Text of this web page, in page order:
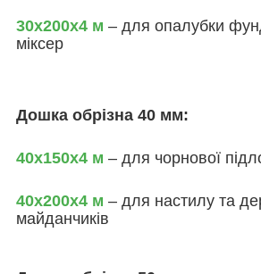
30х200х4 м – для опалубки
міксер
Дошка обрізна 40 мм:
40х150х4 м – для чорнової
40х200х4 м – для настилу та
майданчиків